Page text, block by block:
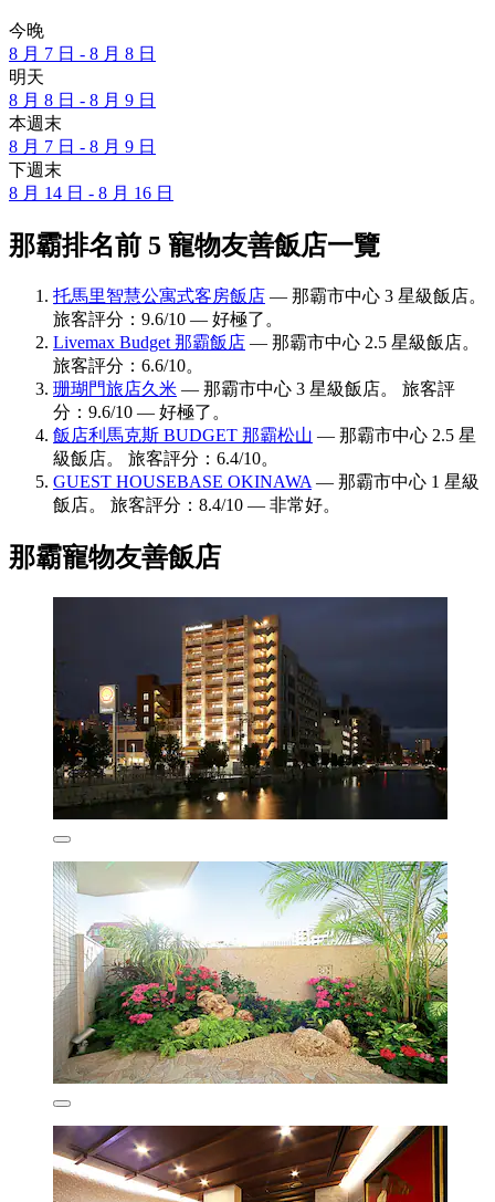
今晚
8 月 7 日 - 8 月 8 日
明天
8 月 8 日 - 8 月 9 日
本週末
8 月 7 日 - 8 月 9 日
下週末
8 月 14 日 - 8 月 16 日
那霸排名前 5 寵物友善飯店一覽
托馬里智慧公寓式客房飯店 — 那霸市中心 3 星級飯店。
旅客評分：9.6/10 — 好極了。
Livemax Budget 那霸飯店 — 那霸市中心 2.5 星級飯店。
旅客評分：6.6/10。
珊瑚門旅店久米 — 那霸市中心 3 星級飯店。 旅客評
分：9.6/10 — 好極了。
飯店利馬克斯 BUDGET 那霸松山 — 那霸市中心 2.5 星
級飯店。 旅客評分：6.4/10。
GUEST HOUSEBASE OKINAWA — 那霸市中心 1 星級
飯店。 旅客評分：8.4/10 — 非常好。
那霸寵物友善飯店